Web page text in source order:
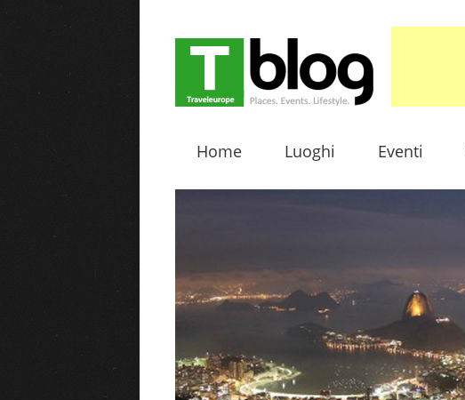
Home Luoghi Eventi